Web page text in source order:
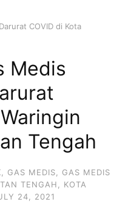
COVID di Kota
Medis
Tengah
GAS MEDIS
GAS MEDIS
TENGAH
KOTA
24, 2021